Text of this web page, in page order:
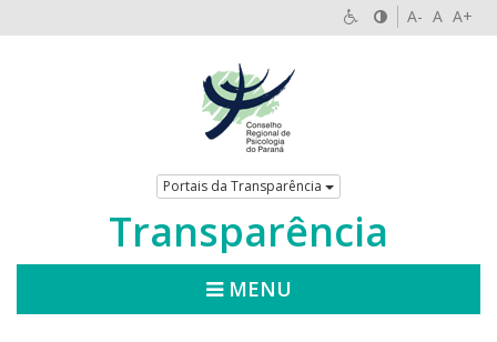
A- A A+
Portais da Transparência
Transparência
MENU